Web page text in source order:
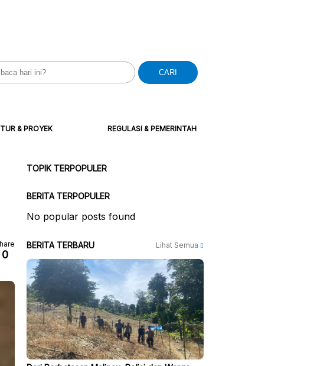
CARI
& PROYEK REGULASI & PEMERINTAH
0
TOPIK TERPOPULER
BERITA TERPOPULER
No popular posts found
BERITA TERBARU Lihat Semua